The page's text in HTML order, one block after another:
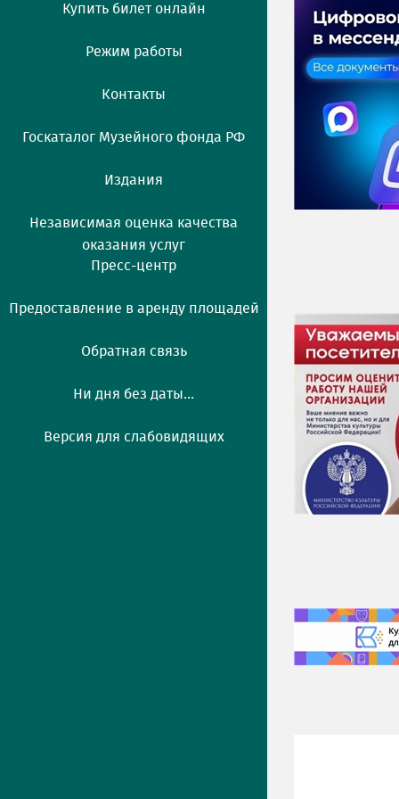
Купить билет онлайн
Режим работы
Контакты
Госкаталог Музейного фонда РФ
Издания
Независимая оценка качества
оказания услуг
Пресс-центр
Предоставление в аренду площадей
Обратная связь
Ни дня без даты...
Версия для слабовидящих